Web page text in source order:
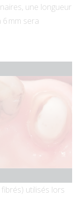
une longueur
mm sera
utilisés lors